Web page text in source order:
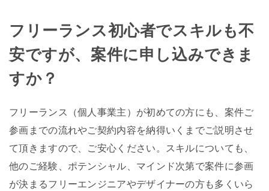
フリーランス初心者でスキルも不
安ですが、案件に申し込みできま
すか？
フリーランス（個人事業主）が初めての方にも、案件ご
参画までの流れやご契約内容を納得いくまでご説明させ
て頂きますので、ご安心ください。スキルについても、
他のご経験、ポテンシャル、マインド次第で案件に参画
が決まるフリーエンジニアやデザイナーの方も多くいら